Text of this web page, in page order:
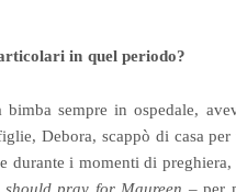
in quel periodo?
sempre in ospedale,
Debora, scappò di casa
durante i momenti di
should pray for Maureen – per